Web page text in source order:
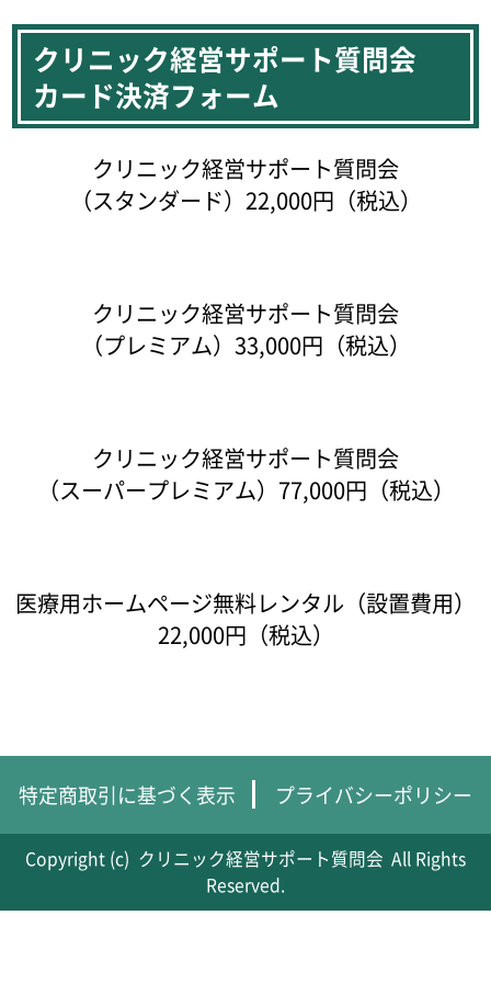
クリニック経営サポート質問会
カード決済フォーム
クリニック経営サポート質問会
（スタンダード）22,000円（税込）
クリニック経営サポート質問会
（プレミアム）33,000円（税込）
クリニック経営サポート質問会
（スーパープレミアム）77,000円（税込）
医療用ホームページ無料レンタル（設置費用）
22,000円（税込）
特定商取引に基づく表示 プライバシーポリシー
Copyright (c) クリニック経営サポート質問会 All Rights
Reserved.